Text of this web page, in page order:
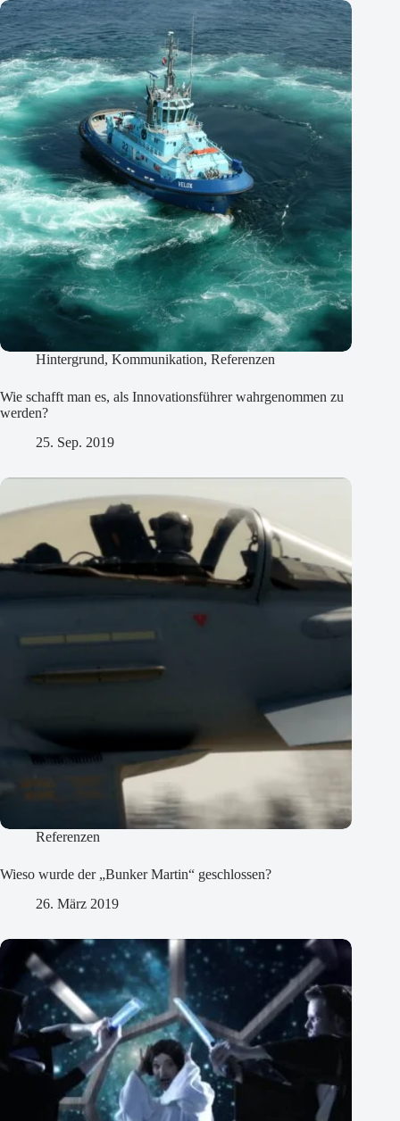
Hintergrund, Kommunikation, Referenzen
Wie schafft man es, als Innovationsführer wahrgenommen zu
werden?
25. Sep. 2019
Referenzen
Wieso wurde der „Bunker Martin“ geschlossen?
26. März 2019